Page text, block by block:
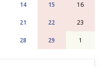
14 15 16
21 22 23
28 29 1